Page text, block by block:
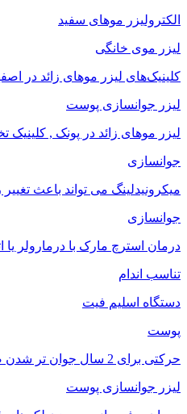
الکترولیزر موهای سفید
لیزر موی خانگی
کلینیک‌های لیزر موهای زائد در
لیزر جوانسازی پوست
لیزر موهای زائد در پونک ,
جوانسازی
میکرونیدلینگ می تواند باعث
جوانسازی
درمان استرچ مارک با درمارولر
تناسب اندام
دستگاه اسلیم فیت
پوست
حرکتی برای 2 سال جوان تر شدن صورت , یوگای صورت
لیزر جوانسازی پوست